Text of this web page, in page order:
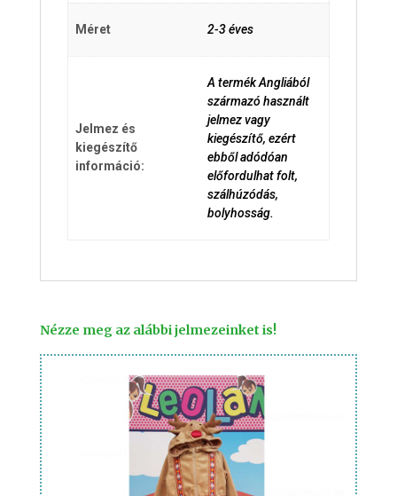
Méret 2-3 éves
Jelmez és
kiegészítő
információ:
A termék Angliából
származó használt
jelmez vagy
kiegészítő, ezért
ebből adódóan
előfordulhat folt,
szálhúzódás,
bolyhosság.
Nézze meg az alábbi jelmezeinket is!